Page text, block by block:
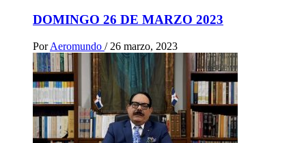
DOMINGO 26 DE MARZO 2023
Por Aeromundo / 26 marzo, 2023